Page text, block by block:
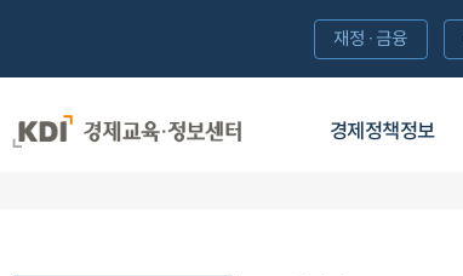
경제정책정보
재정·금융